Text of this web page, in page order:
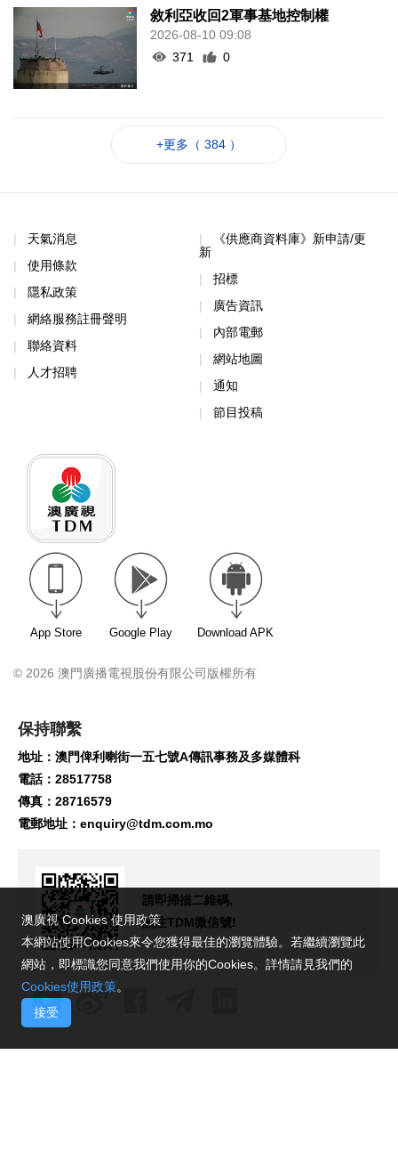
敘利亞收回2軍事基地控制權
2026-08-10 09:08
371
0
+更多（ 384 ）
天氣消息
使用條款
隱私政策
網絡服務註冊聲明
聯絡資料
人才招聘
《供應商資料庫》新申請/更
新
招標
廣告資訊
內部電郵
網站地圖
通知
節目投稿
App Store Google Play Download APK
© 2026 澳門廣播電視股份有限公司版權所有
保持聯繫
地址：澳門俾利喇街一五七號A傳訊事務及多媒體科
電話：28517758
傳真：28716579
電郵地址： enquiry@tdm.com.mo
請即掃描二維碼,
關注TDM微信號!
澳廣視 Cookies 使用政策
本網站使用Cookies來令您獲得最佳的瀏覽體驗。若繼續瀏覽此
網站，即標識您同意我們使用你的Cookies。詳情請見我們的
Cookies使用政策。
接受